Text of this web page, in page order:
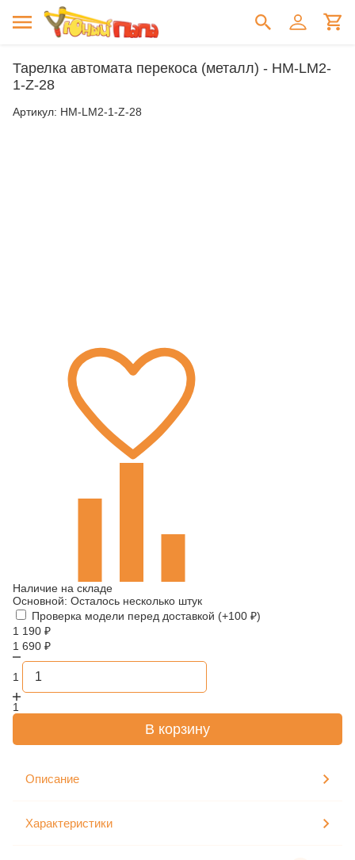
Тарелка автомата перекоса (металл) - HM-LM2-
1-Z-28
Артикул: HM-LM2-1-Z-28
Наличие на складе
Основной: Осталось несколько штук
Проверка модели перед доставкой (+100 ₽)
1 190 ₽
1 690 ₽
1
1
В корзину
Описание
Характеристики